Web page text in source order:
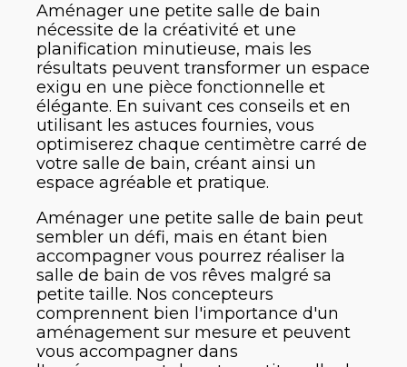
Aménager une petite salle de bain
nécessite de la créativité et une
planification minutieuse, mais les
résultats peuvent transformer un espace
exigu en une pièce fonctionnelle et
élégante. En suivant ces conseils et en
utilisant les astuces fournies, vous
optimiserez chaque centimètre carré de
votre salle de bain, créant ainsi un
espace agréable et pratique.
Aménager une petite salle de bain peut
sembler un défi, mais en étant bien
accompagner vous pourrez réaliser la
salle de bain de vos rêves malgré sa
petite taille. Nos concepteurs
comprennent bien l'importance d'un
aménagement sur mesure et peuvent
vous accompagner dans